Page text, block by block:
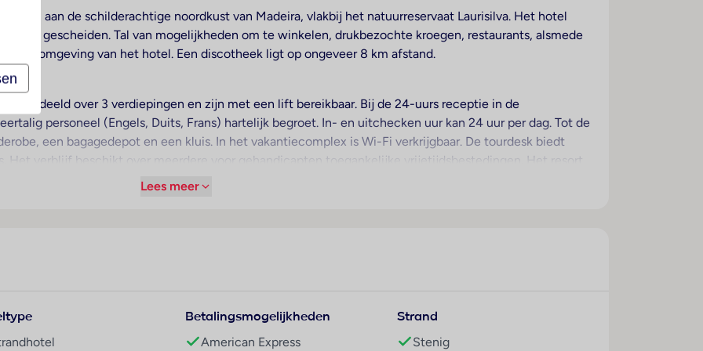
aan de schilderachtige noordkust van Madeira, vlakbij het natuurreservaat Laurisilva. Het hotel
gescheiden. Tal van mogelijkheden om te winkelen, drukbezochte kroegen, restaurants, alsmede
omgeving van het hotel. Een discotheek ligt op ongeveer 8 km afstand.
zijn verdeeld over 3 verdiepingen en zijn met een lift bereikbaar. Bij de 24-uurs receptie in de
personeel (Engels, Duits, Frans) hartelijk begroet. In- en uitchecken uur kan 24 uur per dag. Tot de
een bagagedepot en een kluis. In het vakantiecomplex is Wi-Fi verkrijgbaar. De tourdesk biedt
Het verblijf beschikt over meerdere voor gehandicapten toegankelijke vrijetijdsbestedingen. Het resort
Naast een supermarkt zijn andere winkels voorhanden. Tot de overige voorzieningen van het
voorhanden.
zeezicht. In de kamers met vloerbedekking staat een tweepersoonsbed of een kingsize bed klaar.
Ook zijn een koelkast en een thee-/koffiezetapparaat aanwezig. Voor vakantiecomfort zorgen
Lees meer
Betalingsmogelijkheden
American Express
Strand
Stenig